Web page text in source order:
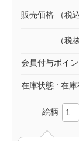
販売価格 （税
（税
会員付与ポイン
在庫状態 : 在庫
絵柄